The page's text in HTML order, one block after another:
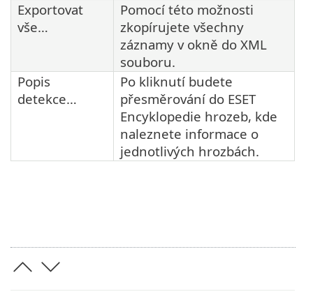
Exportovat
vše…
Pomocí této možnosti
zkopírujete všechny
záznamy v okně do XML
souboru.
Popis
detekce…
Po kliknutí budete
přesměrování do ESET
Encyklopedie hrozeb, kde
naleznete informace o
jednotlivých hrozbách.